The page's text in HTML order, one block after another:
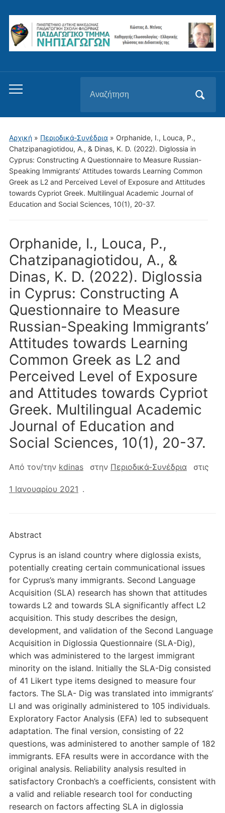
Εναλλαγή
μενού
για
κινητά
για:
Αρχική» Περιοδικά-Συνέδρια » Orphanide, I., Louca, P.,
Chatzipanagiotidou, A., & Dinas, K. D. (2022). Diglossia in
Cyprus: Constructing A Questionnaire to Measure Russian-
Speaking Immigrants’ Attitudes towards Learning Common
Greek as L2 and Perceived Level of Exposure and Attitudes
towards Cypriot Greek. Multilingual Academic Journal of
Education and Social Sciences, 10(1), 20-37.
Orphanide, I., Louca, P.,
Chatzipanagiotidou, A., &
Dinas, K. D. (2022). Diglossia
in Cyprus: Constructing A
Questionnaire to Measure
Russian-Speaking Immigrants’
Attitudes towards Learning
Common Greek as L2 and
Perceived Level of Exposure
and Attitudes towards Cypriot
Greek. Multilingual Academic
Journal of Education and
Social Sciences, 10(1), 20-37.
Από τον/την kdinas στην Περιοδικά-Συνέδρια στις
1 Ιανουαρίου 2021 .
Abstract
Cyprus is an island country where diglossia exists,
potentially creating certain communicational issues
for Cyprus’s many immigrants. Second Language
Acquisition (SLA) research has shown that attitudes
towards L2 and towards SLA significantly affect L2
acquisition. This study describes the design,
development, and validation of the Second Language
Acquisition in Diglossia Questionnaire (SLA-Dig),
which was administered to the largest immigrant
minority on the island. Initially the SLA-Dig consisted
of 41 Likert type items designed to measure four
factors. The SLA- Dig was translated into immigrants’
LI and was originally administered to 105 individuals.
Exploratory Factor Analysis (EFA) led to subsequent
adaptation. The final version, consisting of 22
questions, was administered to another sample of 182
immigrants. EFA results were in accordance with the
original analysis. Reliability analysis resulted in
satisfactory Cronbach’s a coefficients, consistent with
a valid and reliable research tool for conducting
research on factors affecting SLA in diglossia